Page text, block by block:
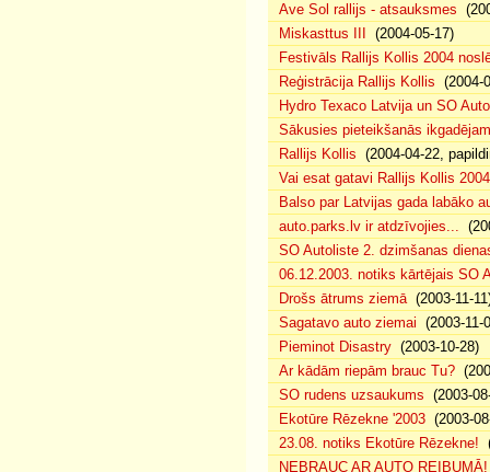
Ave Sol rallijs - atsauksmes
Miskasttus III
(2004-05-17)
Festivāls Rallijs Kollis 2004
Reģistrācija Rallijs Kollis (2004-
Hydro Texaco Latvija un SO
Sākusies pieteikšanās
Rallijs Kollis (2004-04-22,
Vai esat gatavi Rallijs Kollis
Balso par Latvijas gada labāko
auto.parks.lv ir atdzīvojies...
SO Autoliste 2. dzimšanas
06.12.2003. notiks kārtējais SO
Drošs ātrums ziemā(2003-11-
Sagatavo auto ziemai (2003-11-
Pieminot Disastry (2003-10-28)
Ar kādām riepām brauc Tu?
SO rudens uzsaukums (2003-
Ekotūre Rēzekne '2003 (2003-
23.08. notiks Ekotūre Rēzekne!
NEBRAUC AR AUTO REIBUMĀ!